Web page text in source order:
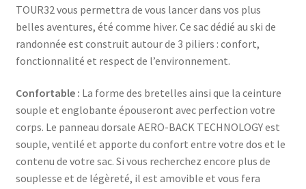
TOUR32 vous permettra de vous lancer dans vos plus
belles aventures, été comme hiver. Ce sac dédié au ski de
randonnée est construit autour de 3 piliers : confort,
fonctionnalité et respect de l’environnement.
Confortable : La forme des bretelles ainsi que la ceinture
souple et englobante épouseront avec perfection votre
corps. Le panneau dorsale AERO-BACK TECHNOLOGY est
souple, ventilé et apporte du confort entre votre dos et le
contenu de votre sac. Si vous recherchez encore plus de
souplesse et de légèreté, il est amovible et vous fera